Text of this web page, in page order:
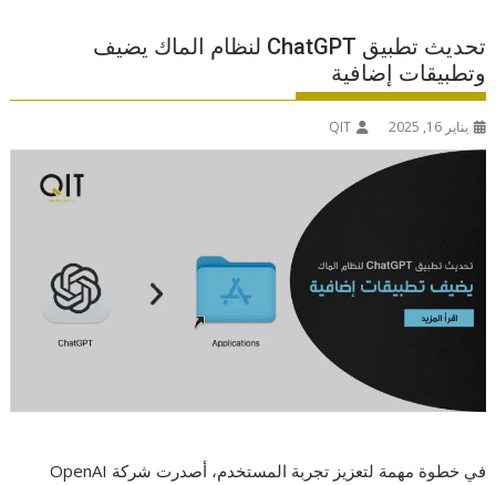
تحديث تطبيق ChatGPT لنظام الماك يضيف
وتطبيقات إضافية
يناير 16, 2025 QIT
في خطوة مهمة لتعزيز تجربة المستخدم، أصدرت شركة OpenAI